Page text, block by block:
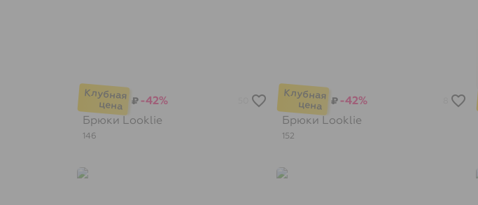
₽ -42%
БрюкиLooklie
146
₽ -42%
БрюкиLooklie
152